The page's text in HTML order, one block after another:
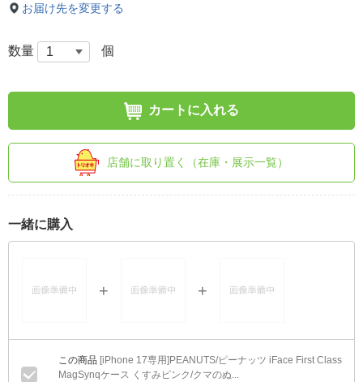
お届け先を変更する
数量 個
カートに入れる
店舗に取り置く（在庫・展示一覧）
一緒に購入
[iPhone 17専用]PEANUTS/ピーナッツ iFace First Class
MagSynqケース くすみピンク/クマのぬ...